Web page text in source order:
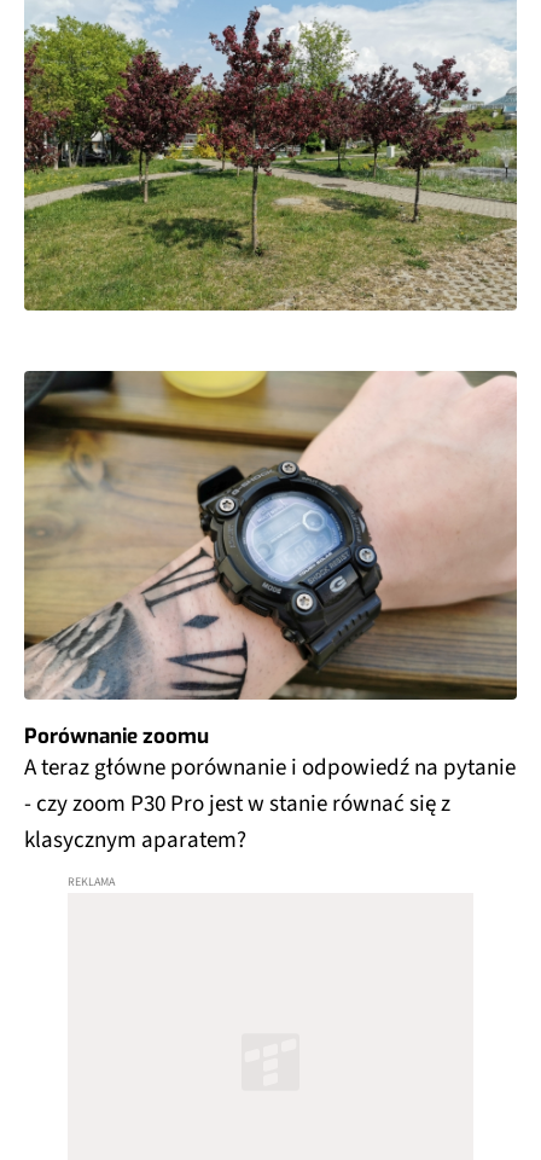
Porównanie zoomu
A teraz główne porównanie i odpowiedź na pytanie
- czy zoom P30 Pro jest w stanie równać się z
klasycznym aparatem?